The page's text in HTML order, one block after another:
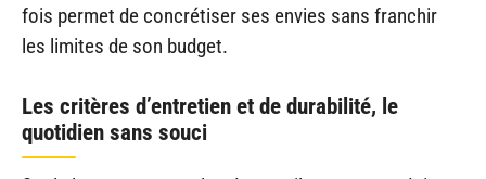
fois permet de concrétiser ses envies sans franchir
les limites de son budget.
Les critères d’entretien et de durabilité, le
quotidien sans souci